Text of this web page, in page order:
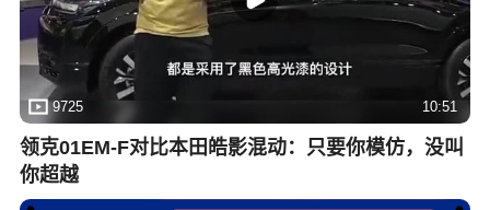
9725 10:51
领克01EM-F对比本田皓影混动：只要你模仿，没叫
你超越